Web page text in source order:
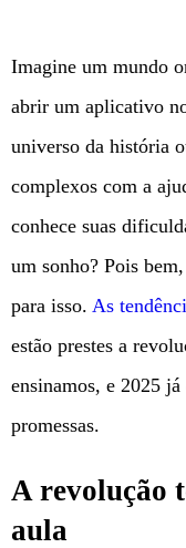
Imagine um mundo
abrir um aplicativo
universo da história
complexos com a
conhece suas
um sonho? Pois
para isso. As
estão prestes a
ensinamos, e 2025
promessas.
A revolução
aula